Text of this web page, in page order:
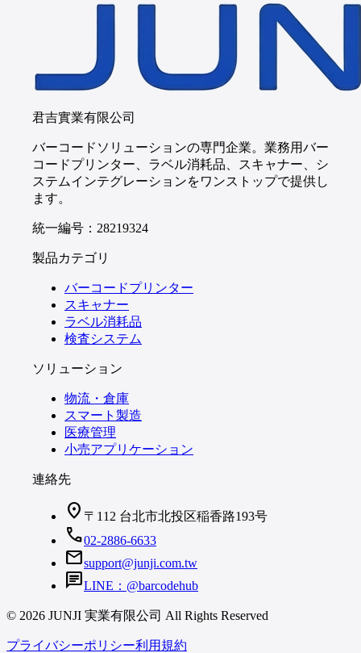
君吉實業有限公司
バーコードソリューションの専門企業。業務用バー
コードプリンター、ラベル消耗品、スキャナー、シ
ステムインテグレーションをワンストップで提供し
ます。
統一編号：28219324
製品カテゴリ
バーコードプリンター
スキャナー
ラベル消耗品
検査システム
ソリューション
物流・倉庫
スマート製造
医療管理
小売アプリケーション
連絡先
location_on 〒112 台北市北投区稲香路193号
call02-2886-6633
mailsupport@junji.com.tw
chatLINE：@barcodehub
© 2026 JUNJI 実業有限公司 All Rights Reserved
プライバシーポリシー利用規約